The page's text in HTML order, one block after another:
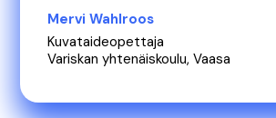
Mervi Wahlroos
Kuvataideopettaja
Variskan yhtenäiskoulu, Vaasa